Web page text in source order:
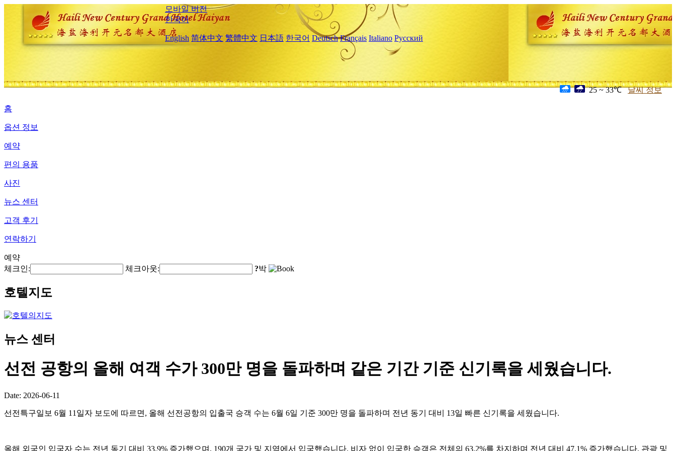
모바일 버전
한국어
English 简体中文 繁體中文 日本語 한국어 Deutsch Français Italiano Русский
25 ~ 33℃ 날씨 정보
홈
옵션 정보
예약
편의 용품
사진
뉴스 센터
고객 후기
연락하기
예약
체크인:
체크아웃: ?박
호텔지도
뉴스 센터
선전 공항의 올해 여객 수가 300만 명을 돌파하며 같은 기간 기준 신기록을 세웠습니다.
Date: 2026-06-11
선전특구일보 6월 11일자 보도에 따르면, 올해 선전공항의 입출국 승객 수는 6월 6일 기준 300만 명을 돌파하며 전년 동기 대비 13일 빠른 신기록을 세웠습니다.
올해 외국인 입국자 수는 전년 동기 대비 33.9% 증가했으며, 190개 국가 및 지역에서 입국했습니다. 비자 없이 입국한 승객은 전체의 63.2%를 차지하며 전년 대비 47.1% 증가했습니다. 관광 및